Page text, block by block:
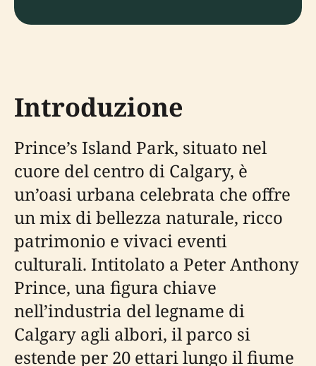
Introduzione
Prince’s Island Park, situato nel
cuore del centro di Calgary, è
un’oasi urbana celebrata che offre
un mix di bellezza naturale, ricco
patrimonio e vivaci eventi
culturali. Intitolato a Peter Anthony
Prince, una figura chiave
nell’industria del legname di
Calgary agli albori, il parco si
estende per 20 ettari lungo il fiume